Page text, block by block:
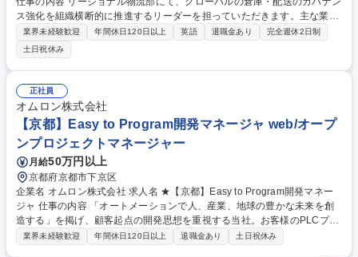
ス強化を組織横断的に推進するリーダーを担っていただきます。主な業務
は以下の通りです。 【詳細】■グローバル倉庫運営ガバナンスの構築：倉
庫・配送運営ルールの策定・管理・浸透、倉庫監査の企画・実施 ■物流パ
ートナー（3PL）の選定・マネジメント：3PL RFP（提案依頼）の企画・
実施、委託先の評価・改善活動の推進 ■物流契約の管理およびサービスレ
ベルの最適化：物流サービス契約の締結・更新・条件管理、委託先の業務
品質・コスト・リードタイムなどのサービスレベル向上 募集職種 【大
阪】グローバル物流ガバナンス構築
業界未経験歓迎 年間休日120日以上 英語 退職金あり
完全週休2日制
土日祝休み
正社員
オムロン株式会社
【京都】Easy to Program開発マネージャ web/オープ
ンプロジェクトマネージャー
月給50万円以上
京都府京都市下京区
企業名 オムロン株式会社 求人名 ★【京都】Easy to Program開発マネー
ジャ 仕事の内容 「オートメーションで人、産業、地球の豊かな未来を創
造する」を掲げ、顧客起点の開発思想を重視する当社。お客様のPLCプロ
グラムのEasy to Program（簡単にプログラムできる）を実現するSaaSア
業界未経験歓迎 年間休日120日以上 退職金あり 土日祝休み